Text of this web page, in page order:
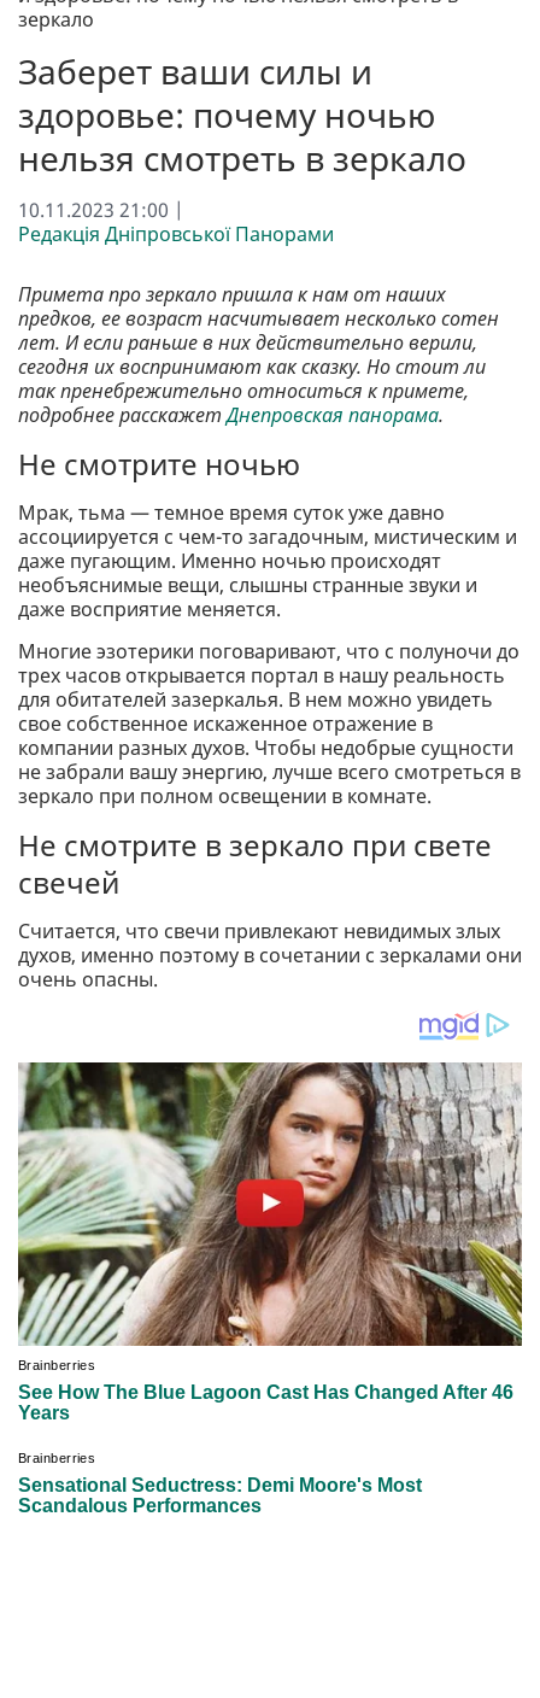
зеркало
Заберет ваши силы и
здоровье: почему ночью
нельзя смотреть в зеркало
10.11.2023 21:00 |
Редакція Дніпровської Панорами
Примета про зеркало пришла к нам от наших
предков, ее возраст насчитывает несколько сотен
лет. И если раньше в них действительно верили,
сегодня их воспринимают как сказку. Но стоит ли
так пренебрежительно относиться к примете,
подробнее расскажетДнепровская панорама.
Не смотрите ночью
Мрак, тьма — темное время суток уже давно
ассоциируется с чем-то загадочным, мистическим и
даже пугающим. Именно ночью происходят
необъяснимые вещи, слышны странные звуки и
даже восприятие меняется.
Многие эзотерики поговаривают, что с полуночи до
трех часов открывается портал в нашу реальность
для обитателей зазеркалья. В нем можно увидеть
свое собственное искаженное отражение в
компании разных духов. Чтобы недобрые сущности
не забрали вашу энергию, лучше всего смотреться в
зеркало при полном освещении в комнате.
Не смотрите в зеркало при свете
свечей
Считается, что свечи привлекают невидимых злых
духов, именно поэтому в сочетании с зеркалами они
очень опасны.